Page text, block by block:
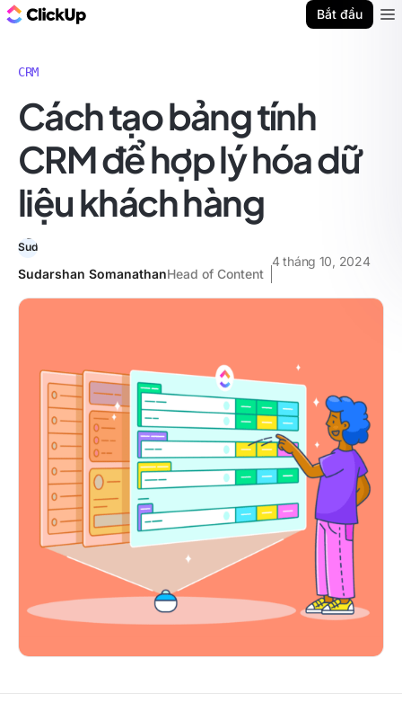
Bắt đầu
CRM
Cách tạo bảng tính
CRM để hợp lý hóa dữ
liệu khách hàng
Sudarshan SomanathanHead of Content
4 tháng 10, 2024